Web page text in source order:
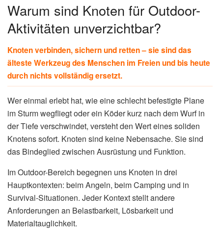
Warum sind Knoten für Outdoor-
Aktivitäten unverzichtbar?
Knoten verbinden, sichern und retten – sie sind das
älteste Werkzeug des Menschen im Freien und bis heute
durch nichts vollständig ersetzt.
Wer einmal erlebt hat, wie eine schlecht befestigte Plane
im Sturm wegfliegt oder ein Köder kurz nach dem Wurf in
der Tiefe verschwindet, versteht den Wert eines soliden
Knotens sofort. Knoten sind keine Nebensache. Sie sind
das Bindeglied zwischen Ausrüstung und Funktion.
Im Outdoor-Bereich begegnen uns Knoten in drei
Hauptkontexten: beim Angeln, beim Camping und in
Survival-Situationen. Jeder Kontext stellt andere
Anforderungen an Belastbarkeit, Lösbarkeit und
Materialtauglichkeit.